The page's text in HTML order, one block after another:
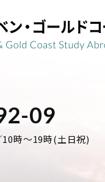
09
時～19時(土日祝)